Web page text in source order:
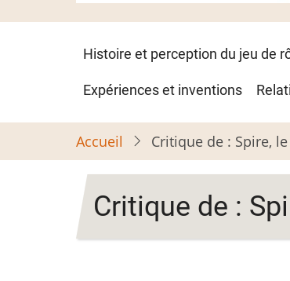
Navigation
principale
Histoire et perception du jeu de
Expériences et inventions
Accueil Critique de : Spire,
Critique de :